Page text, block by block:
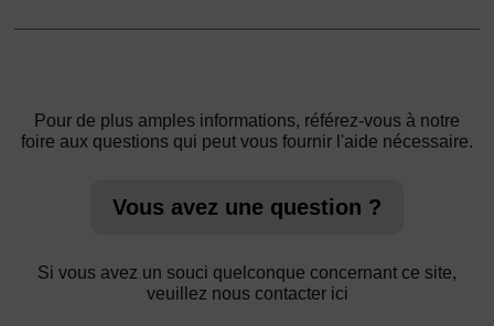
Pour de plus amples informations, référez-vous à notre
foire aux questions qui peut vous fournir l'aide nécessaire.
Vous avez une question ?
Si vous avez un souci quelconque concernant ce site,
veuillez nous contacter ici